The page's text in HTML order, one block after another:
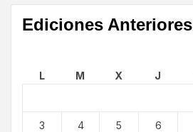
Ediciones Anteriores
L
M X J
3 4 5 6